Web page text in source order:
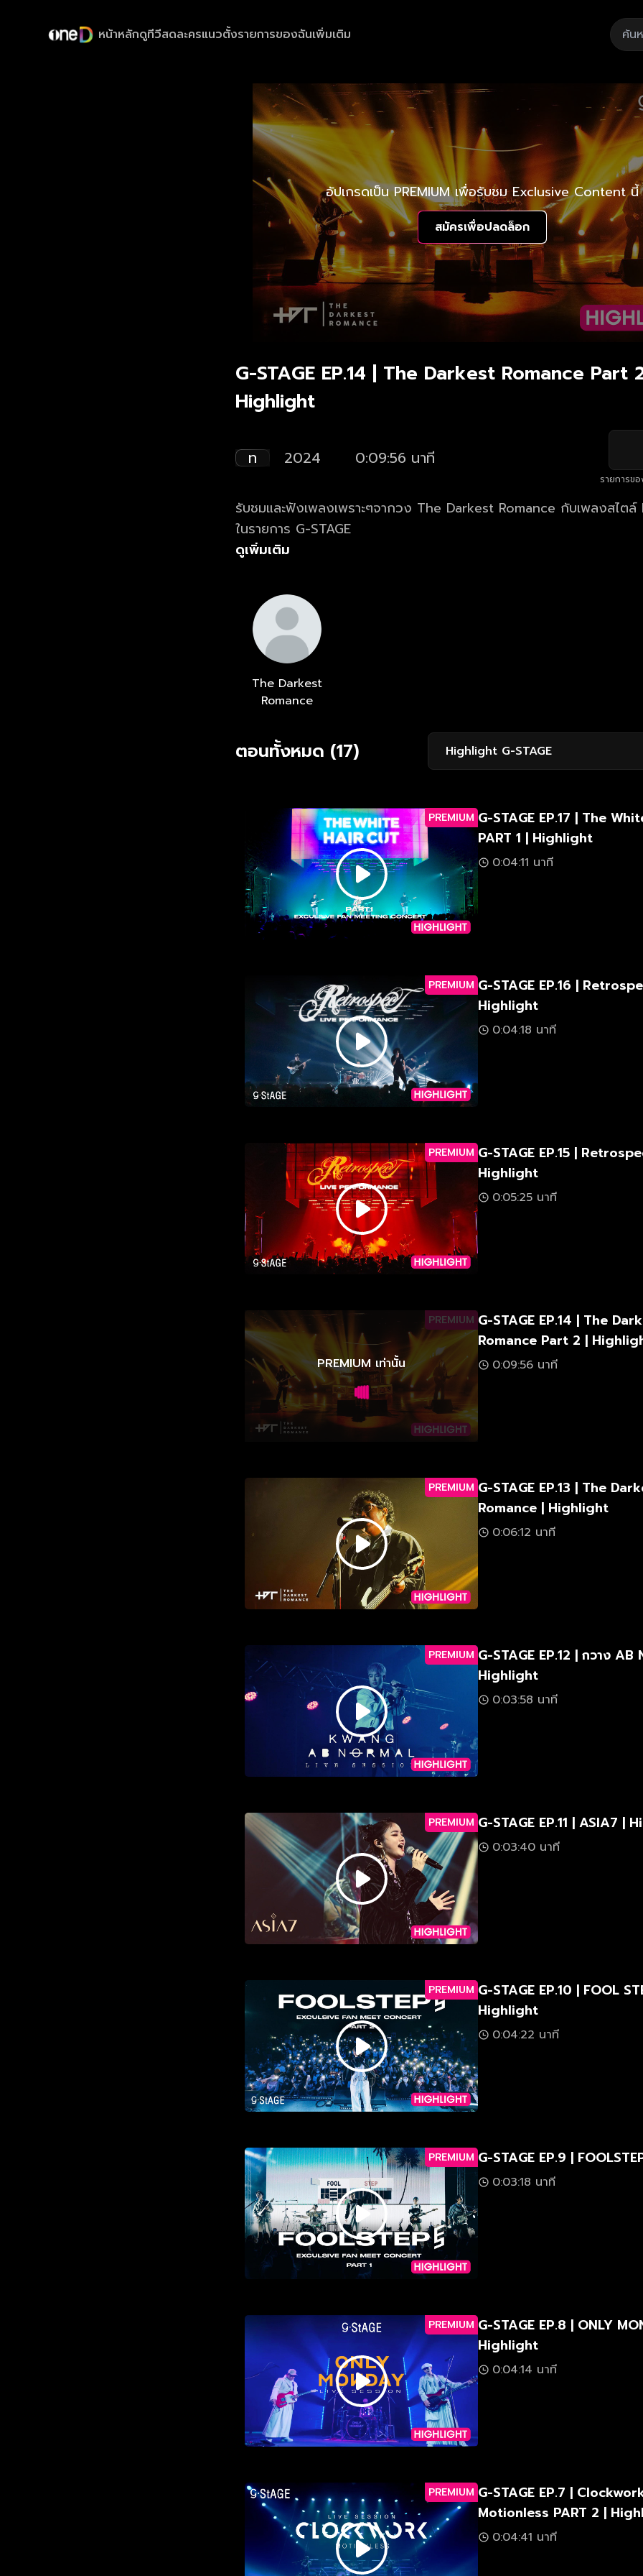
หน้าหลักดูทีวีสดละครแนวตั้งรายการของฉันเพิ่มเติม
อัปเกรดเป็น PREMIUM เพื่อรับชม Exclusive Content นี้
สมัครเพื่อปลดล็อก
G-STAGE EP.14 | The Darkest Romance Part
Highlight
ท 2024 0:09:56 นาที
รายการข
รับชมและฟังเพลงเพราะๆจากวง The Darkest Romance กับเพลงสไตล์
ในรายการ G-STAGE
ดูเพิ่มเติม
The Darkest
Romance
ตอนทั้งหมด (17) Highlight G-STAGE
PREMIUM G-STAGE EP.17 | The
PART 1 | Highlight
0:04:11 นาที
PREMIUM G-STAGE EP.16 |
Highlight
0:04:18 นาที
PREMIUM G-STAGE EP.15 |
Highlight
0:05:25 นาที
PREMIUM
PREMIUM เท่านั้น
G-STAGE EP.14 | The
Romance Part 2 |
0:09:56 นาที
PREMIUM G-STAGE EP.13 | The
Romance | Highlight
0:06:12 นาที
PREMIUM G-STAGE EP.12 | กวาง AB
Highlight
0:03:58 นาที
PREMIUM G-STAGE EP.11 | ASIA7 |
0:03:40 นาที
PREMIUM G-STAGE EP.10 | FOOL
Highlight
0:04:22 นาที
PREMIUM G-STAGE EP.9 |
0:03:18 นาที
PREMIUM G-STAGE EP.8 | ONLY
Highlight
0:04:14 นาที
PREMIUM G-STAGE EP.7 |
Motionless PART 2 |
0:04:41 นาที